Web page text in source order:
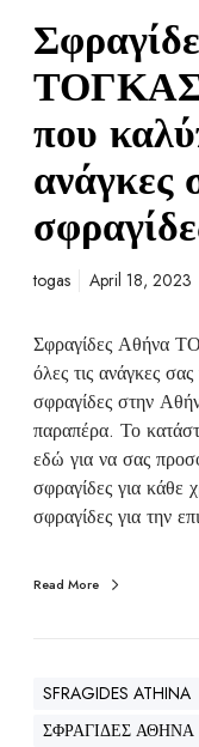
που
ανάγκες
togas April 18, 2023
Σφραγίδες Αθήνα
όλες τις ανάγκες
σφραγίδες στην
παραπέρα. Το
εδώ για να σας
σφραγίδες για κάθε
σφραγίδες για την
Read More
SFRAGIDES ATHINA
ΣΦΡΑΓΙΔΕΣ ΑΘΗΝΑ